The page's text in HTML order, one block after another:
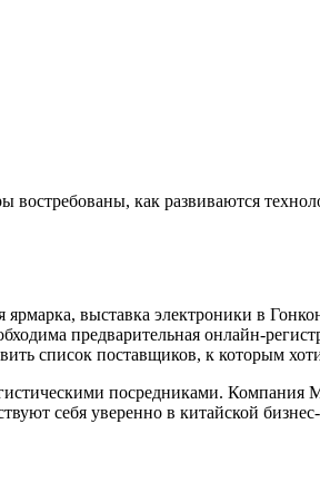
как развиваются
выставка электроники в
предварительная онлайн-
список поставщиков, к которым
посредниками. Компания
себя уверенно в китайской бизнес-